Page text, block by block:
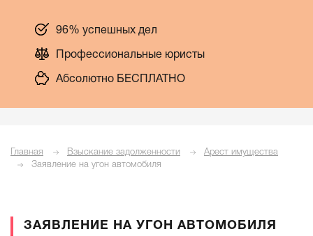
96% успешных дел
Профессиональные юристы
Абсолютно БЕСПЛАТНО
Главная Взыскание задолженности
Арест имущества
Заявление на угон автомобиля
ЗАЯВЛЕНИЕ НА УГОН АВТОМОБИЛЯ